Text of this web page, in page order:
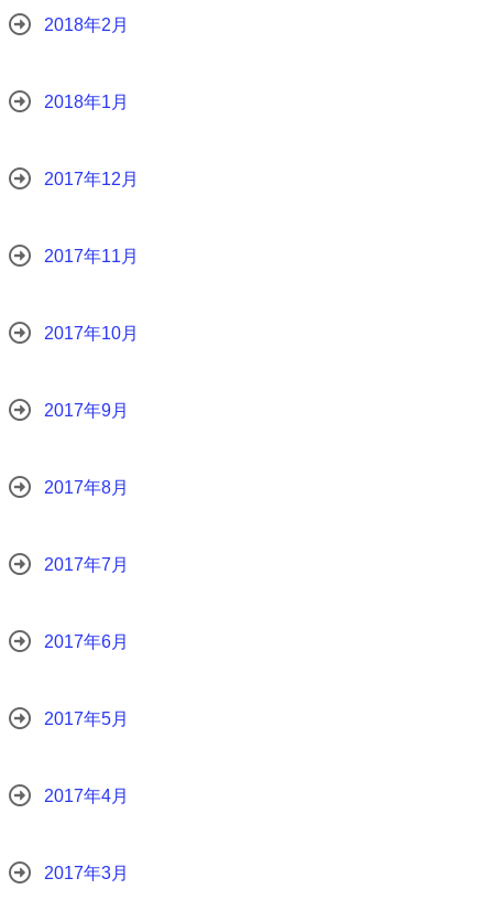
2018年2月
2018年1月
2017年12月
2017年11月
2017年10月
2017年9月
2017年8月
2017年7月
2017年6月
2017年5月
2017年4月
2017年3月